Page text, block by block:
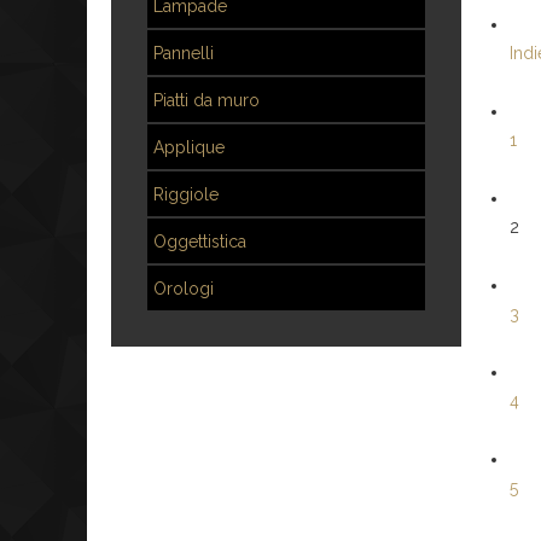
1
2
3
4
5
Lampade
Pannelli
Piatti da muro
Applique
Riggiole
Oggettistica
Orologi